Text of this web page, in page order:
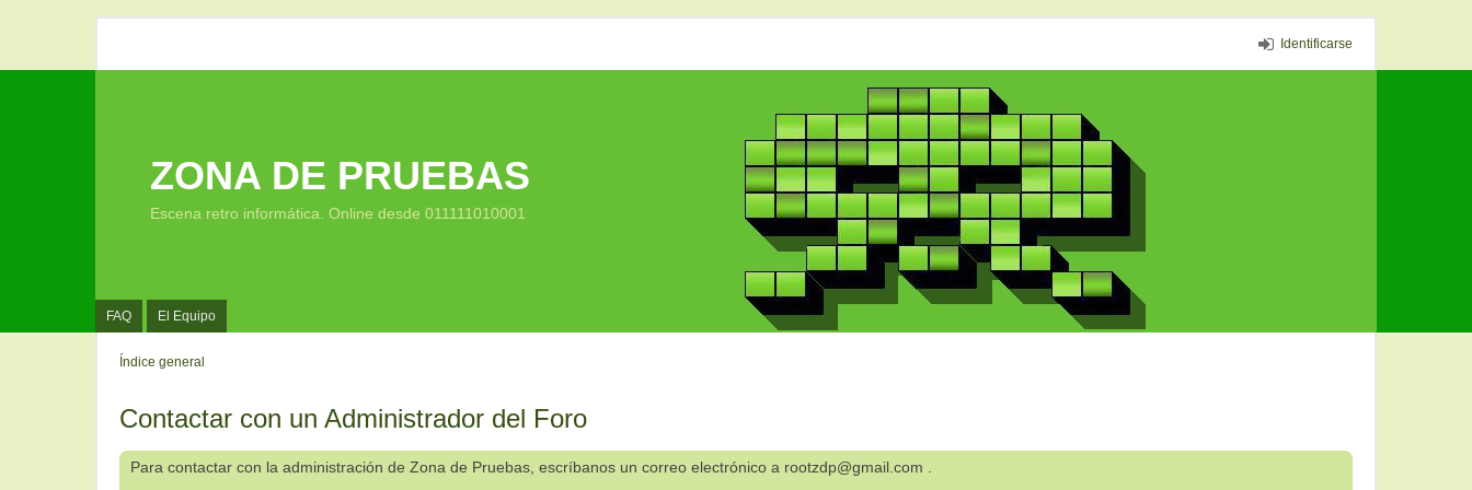
Identificarse
FAQ El Equipo
ZONA DE PRUEBAS
Escena retro informática. Online desde 011111010001
Índice general
Contactar con un Administrador del Foro
Para contactar con la administración de Zona de Pruebas, escríbanos un correo electrónico a rootzdp@gmail.com .